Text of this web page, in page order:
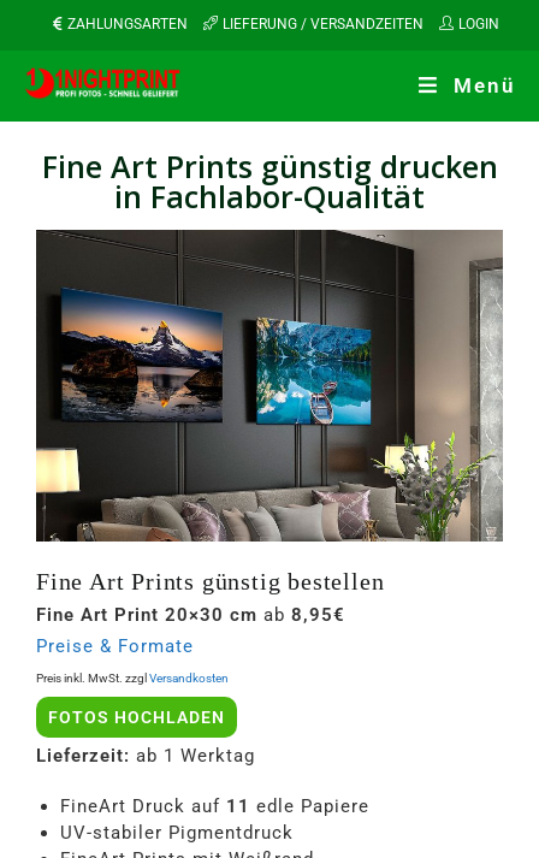
ZAHLUNGSARTEN LIEFERUNG / VERSANDZEITEN LOGIN
Menü
Fine Art Prints günstig drucken
in Fachlabor-Qualität
Fine Art Prints günstig bestellen
Fine Art Print 20×30 cm ab 8,95€
Preise & Formate
Preis inkl. MwSt. zzgl Versandkosten
FOTOS HOCHLADEN
Lieferzeit: ab 1 Werktag
FineArt Druck auf 11 edle Papiere
UV-stabiler Pigmentdruck